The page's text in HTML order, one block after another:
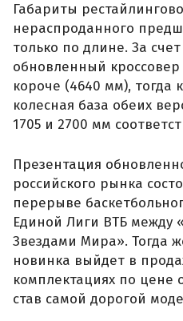
Габариты
нераспроданного
только по длине. За
обновленный кроссовер
короче (4640 мм), тогда
колесная база обеих
1705 и 2700 мм
Презентация
российского рынка
перерыве
Единой Лиги ВТБ между
Звездами Мира». Тогда
новинка выйдет в
комплектациях по цене
став самой дорогой